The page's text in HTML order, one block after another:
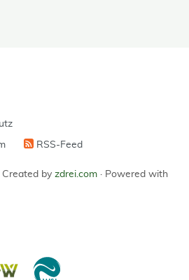
RSS-Feed
Created by zdrei.com · Powered with